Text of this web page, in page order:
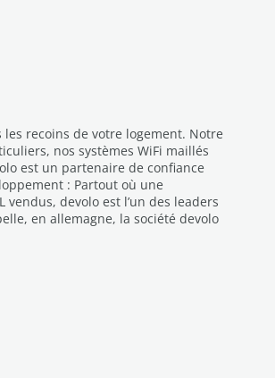
recoins de votre logement. Notre
nos systèmes WiFi maillés
est un partenaire de confiance
: Partout où une
devolo est l’un des leaders
en allemagne, la société devolo